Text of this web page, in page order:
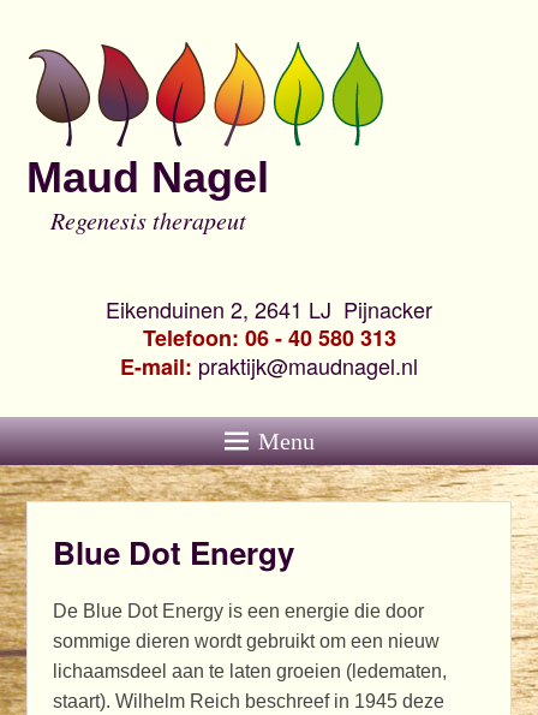
Maud Nagel
Regenesis therapeut
Eikenduinen 2, 2641 LJ Pijnacker
Telefoon: 06 - 40 580 313
E-mail: praktijk@maudnagel.nl
Menu
Blue Dot Energy
De Blue Dot Energy is een energie die door
sommige dieren wordt gebruikt om een nieuw
lichaamsdeel aan te laten groeien (ledematen,
staart). Wilhelm Reich beschreef in 1945 deze